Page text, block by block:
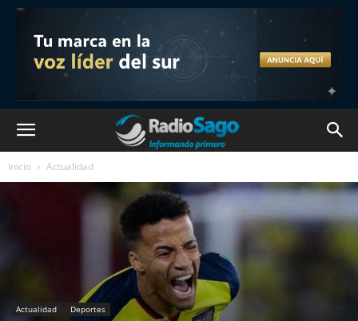
Inicio Actualidad
Actualidad Deportes